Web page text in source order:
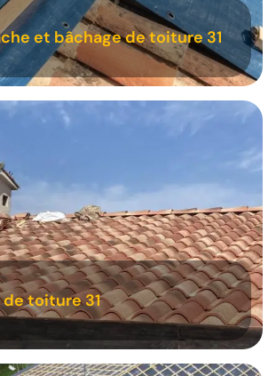
et bâchage de toiture 31
toiture 31